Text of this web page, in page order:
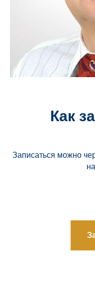
Как
Записаться можно